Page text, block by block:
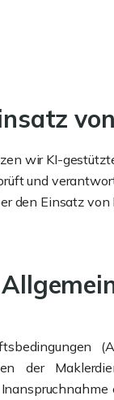
wir KI-
und
den Einsatz
der